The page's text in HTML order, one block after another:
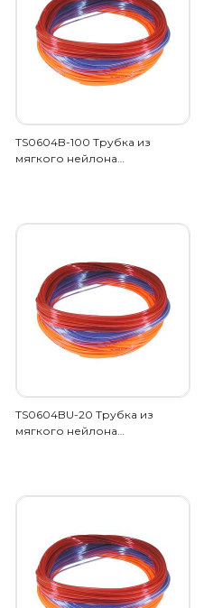
TS0604B-100 Трубка из
мягкого нейлона…
TS0604BU-20 Трубка из
мягкого нейлона…